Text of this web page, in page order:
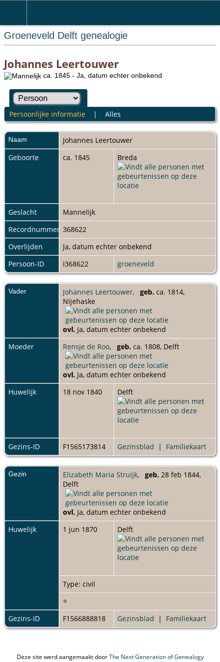
Groeneveld Delft genealogie
Johannes Leertouwer
ca. 1845 - Ja, datum echter onbekend
Persoonlijke informatie| Alles
Naam Johannes Leertouwer
Geboorte
ca. 1845 Breda
Geslacht
Mannelijk
Recordnummer 368622
Overlijden
Ja, datum echter onbekend
Persoon-ID
I368622 groeneveld
Vader Johannes Leertouwer, geb. ca. 1814,
Nijehaske
ovl. Ja, datum echter onbekend
Moeder
Rensje de Roo, geb. ca. 1808, Delft
ovl. Ja, datum echter onbekend
Huwelijk
18 nov 1840 Delft
Gezins-ID F1565173814 Gezinsblad | Familiekaart
Gezin Elizabeth Maria Struijk, geb. 28 feb 1844,
Delft
ovl. Ja, datum echter onbekend
Huwelijk
1 jun 1870 Delft
Type: civil
Gezins-ID F1566888818 Gezinsblad | Familiekaart
Deze site werd aangemaakt doorThe Next Generation of Genealogy